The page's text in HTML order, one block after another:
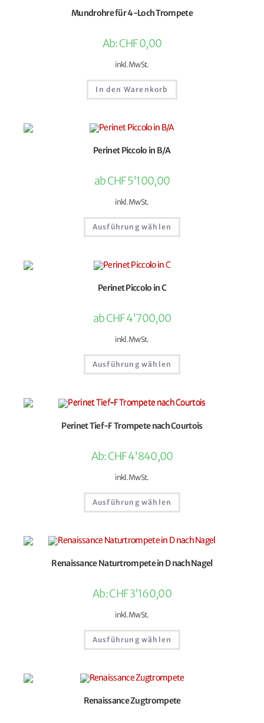
Mundrohre für 4-Loch Trompete
Ab:CHF0,00
inkl. MwSt.
In den Warenkorb
Perinet Piccolo in B/A
abCHF5'100,00
inkl. MwSt.
Ausführung wählen
Perinet Piccolo in C
abCHF4'700,00
inkl. MwSt.
Ausführung wählen
Perinet Tief-F Trompete nach Courtois
Ab:CHF4'840,00
inkl. MwSt.
Ausführung wählen
Renaissance Naturtrompete in D nach Nagel
Ab:CHF3'160,00
inkl. MwSt.
Ausführung wählen
Renaissance Zugtrompete